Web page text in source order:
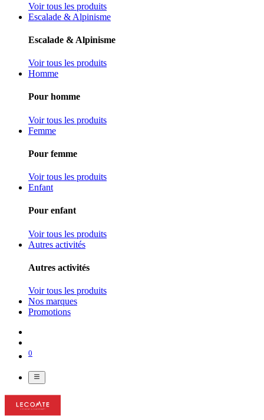
Voir tous les produits
Escalade & Alpinisme
Escalade & Alpinisme
Voir tous les produits
Homme
Pour homme
Voir tous les produits
Femme
Pour femme
Voir tous les produits
Enfant
Pour enfant
Voir tous les produits
Autres activités
Autres activités
Voir tous les produits
Nos marques
Promotions
0